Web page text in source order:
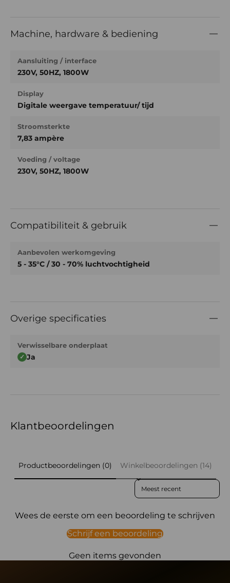
Machine, hardware & bediening
Aansluiting / interface
230V, 50HZ, 1800W
Display
Digitale weergave temperatuur/ tijd
Stroomsterkte
7,83 ampère
Voeding / voltage
230V, 50HZ, 1800W
Compatibiliteit & gebruik
Aanbevolen werkomgeving
5 - 35°C / 30 - 70% luchtvochtigheid
Overige specificaties
Verwisselbare onderplaat
✓ Ja
Klantbeoordelingen
Productbeoordelingen (0) Winkelbeoordelingen (14)
Sort reviews by
Wees de eerste om een beoordeling te schrijven
Schrijf een beoordeling
Geen items gevonden